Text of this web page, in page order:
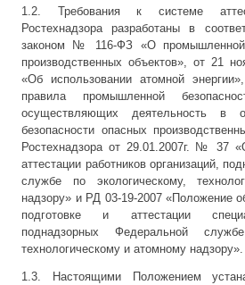
1.2. Требования к системе
Ростехнадзора разработаны в
законом № 116-ФЗ «О промышленной
производственных объектов», от 21
«Об использовании атомной
правила промышленной
осуществляющих деятельность в
безопасности опасных
Ростехнадзора от 29.01.2007г. № 37
аттестации работников организаций,
службе по экологическому,
надзору» и РД 03-19-2007 «Положение
подготовке и аттестации
поднадзорных Федеральной
технологическому и атомному надзору».
1.3. Настоящими Положением